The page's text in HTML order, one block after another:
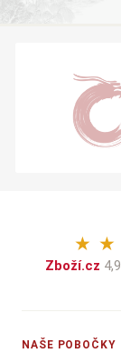
★ ★
Zboží.cz 4,9
NAŠE POBOČKY